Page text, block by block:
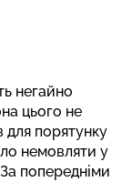
негайно
цього не
порятунку
немовляти у
За попередніми